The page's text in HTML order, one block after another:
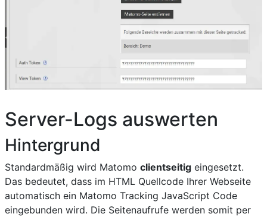
Server-Logs auswerten
Hintergrund
Standardmäßig wird Matomo clientseitig eingesetzt.
Das bedeutet, dass im HTML Quellcode Ihrer Webseite
automatisch ein Matomo Tracking JavaScript Code
eingebunden wird. Die Seitenaufrufe werden somit per